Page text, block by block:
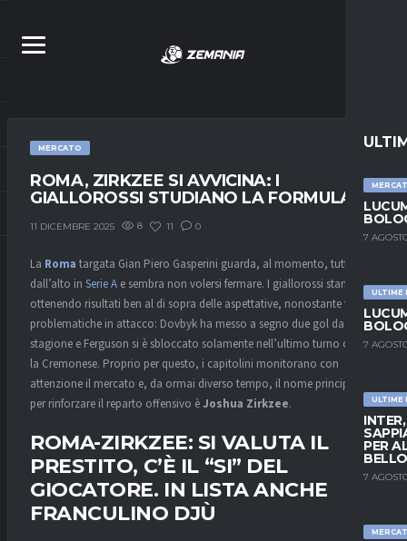
7
ULTIME
7
ULTIME
PER
7
MERCATO
ROMA, ZIRKZEE SI AVVICINA: I
GIALLOROSSI STUDIANO LA FORMULA
11 DICEMBRE 2025 8 11 0
La Roma targata Gian Piero Gasperini guarda, al momento, tutti
dall’alto in Serie A e sembra non volersi fermare. I giallorossi stanno
ottenendo risultati ben al di sopra delle aspettative, nonostante varie
problematiche in attacco: Dovbyk ha messo a segno due gol da inizio
stagione e Ferguson si è sbloccato solamente nell’ultimo turno contro
la Cremonese. Proprio per questo, i capitolini monitorano con
attenzione il mercato e, da ormai diverso tempo, il nome principale
per rinforzare il reparto offensivo èJoshua Zirkzee.
ROMA-ZIRKZEE: SI VALUTA IL
PRESTITO, C’È IL “SI” DEL
GIOCATORE. IN LISTA ANCHE
FRANCULINO DJÙ